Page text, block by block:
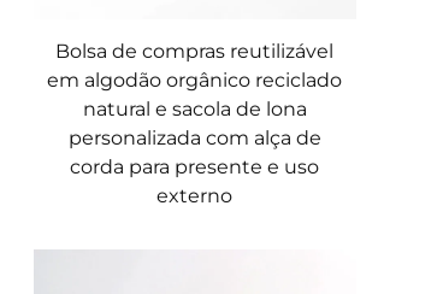
Bolsa de compras reutilizável
em algodão orgânico reciclado
natural e sacola de lona
personalizada com alça de
corda para presente e uso
externo